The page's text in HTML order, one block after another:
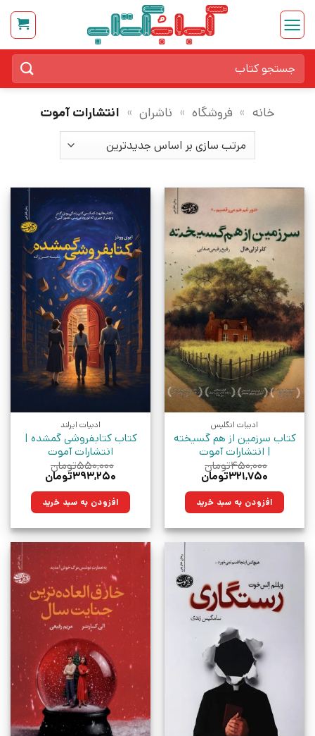
Skip
content
برای:
خانه » فروشگاه » ناشران » انتشارات آموت
ادبیات انگلیس
کتاب سرزمین از هم گسیخته
| انتشارات آموت
۴۵۰,۰۰۰تومان
قیمت
۴۵۰,۰۰۰تومان
بود.
۳۲۱,۷۵۰تومان
۳۲۱,۷۵۰تومان.افزودن به سبد خرید
ادبیات ایرلند
کتاب کتابفروشی گمشده |
انتشارات آموت
۵۵۰,۰۰۰تومان
قیمت
۵۵۰,۰۰۰تومان
بود.
۳۹۳,۲۵۰تومان
۳۹۳,۲۵۰تومان.افزودن به سبد خرید